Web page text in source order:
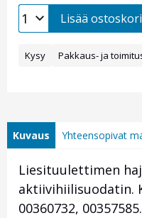
Lisää
Kysy Pakkaus- ja
Kuvaus Yhteensopivat
Liesituulettimen
aktiivihiilisuodatin.
00360732,